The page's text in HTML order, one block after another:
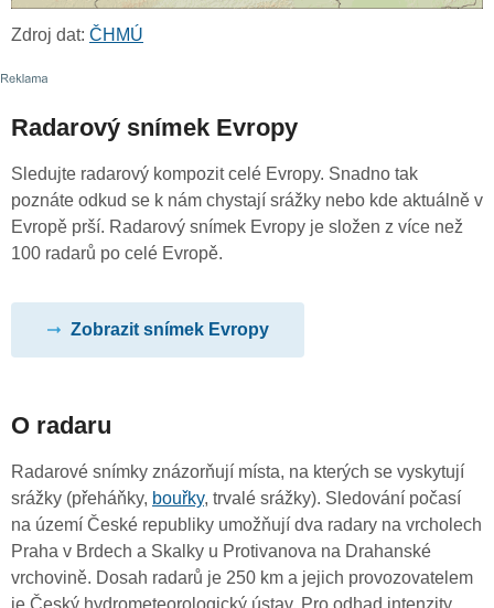
Zdroj dat: ČHMÚ
Radarový snímek Evropy
Sledujte radarový kompozit celé Evropy. Snadno tak
poznáte odkud se k nám chystají srážky nebo kde aktuálně v
Evropě prší. Radarový snímek Evropy je složen z více než
100 radarů po celé Evropě.
Zobrazit snímek Evropy
O radaru
Radarové snímky znázorňují místa, na kterých se vyskytují
srážky (přeháňky, bouřky, trvalé srážky). Sledování počasí
na území České republiky umožňují dva radary na vrcholech
Praha v Brdech a Skalky u Protivanova na Drahanské
vrchovině. Dosah radarů je 250 km a jejich provozovatelem
je Český hydrometeorologický ústav. Pro odhad intenzity